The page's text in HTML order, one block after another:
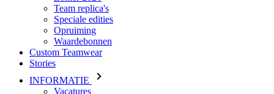
Stories
INFORMATIE
Vacatures
Algemene verkoopsvoorwaarden
Privacybeleid
Cookiebeleid